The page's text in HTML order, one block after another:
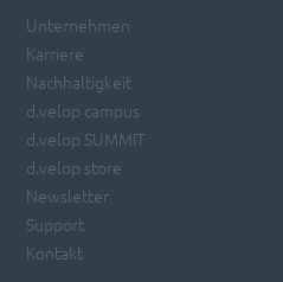
Unternehmen
Karriere
Nachhaltigkeit
d.velop campus
d.velop SUMMIT
d.velop store
Newsletter
Support
Kontakt